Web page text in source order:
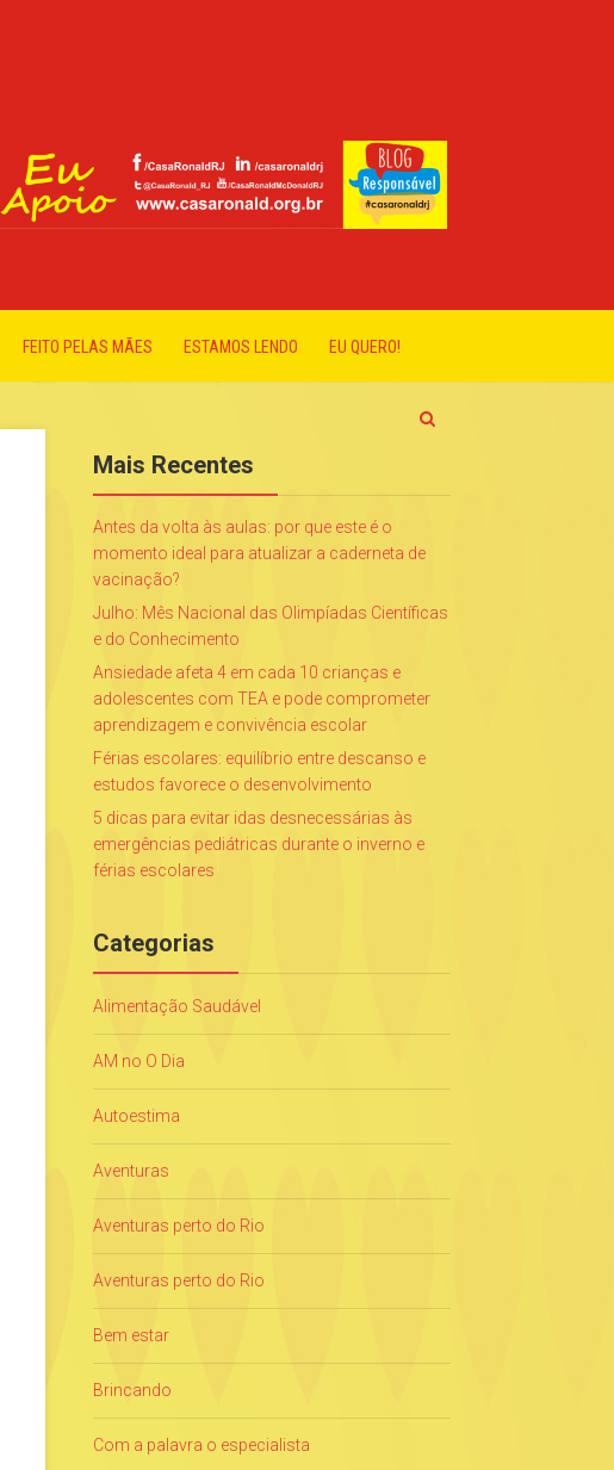
FEITO PELAS MÃES ESTAMOS LENDO EU QUERO!
Mais Recentes
Antes da volta às aulas: por que este é o
momento ideal para atualizar a caderneta de
vacinação?
Julho: Mês Nacional das Olimpíadas Científicas
e do Conhecimento
Ansiedade afeta 4 em cada 10 crianças e
adolescentes com TEA e pode comprometer
aprendizagem e convivência escolar
Férias escolares: equilíbrio entre descanso e
estudos favorece o desenvolvimento
5 dicas para evitar idas desnecessárias às
emergências pediátricas durante o inverno e
férias escolares
Categorias
Alimentação Saudável
AM no O Dia
Autoestima
Aventuras
Aventuras perto do Rio
Aventuras perto do Rio
Bem estar
Brincando
Com a palavra o especialista